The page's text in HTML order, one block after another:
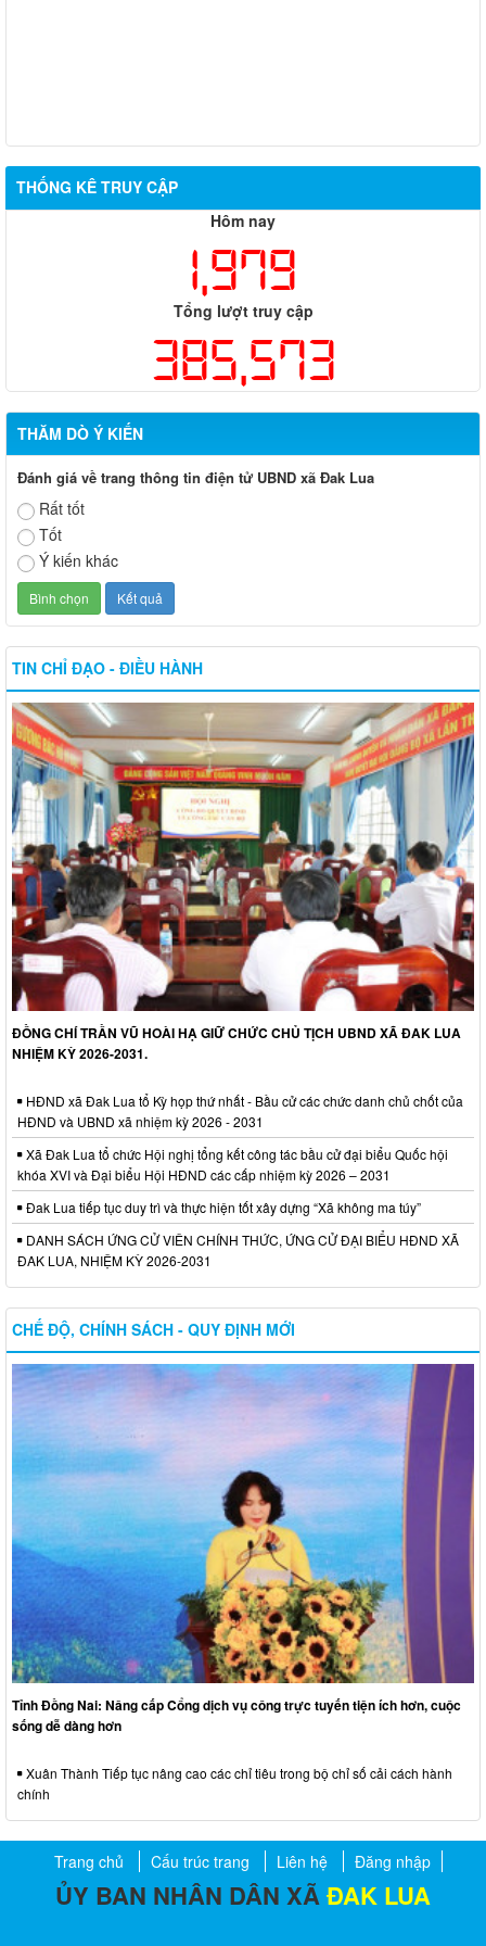
THỐNG KÊ TRUY CẬP
Hôm nay
1,979
Tổng lượt truy cập
385,573
THĂM DÒ Ý KIẾN
Đánh giá về trang thông tin điện tử UBND xã Đak Lua
Rất tốt
Tốt
Ý kiến khác
TIN CHỈ ĐẠO - ĐIỀU HÀNH
ĐỒNG CHÍ TRẦN VŨ HOÀI HẠ GIỮ CHỨC CHỦ TỊCH UBND XÃ ĐAK LUA
NHIỆM KỲ 2026-2031.
HĐND xã Đak Lua tổ Kỳ họp thứ nhất - Bầu cử các chức danh chủ chốt của
HĐND và UBND xã nhiệm kỳ 2026 - 2031
Xã Đak Lua tổ chức Hội nghị tổng kết công tác bầu cử đại biểu Quốc hội
khóa XVI và Đại biểu Hội HĐND các cấp nhiệm kỳ 2026 – 2031
Đak Lua tiếp tục duy trì và thực hiện tốt xây dựng “Xã không ma túy”
DANH SÁCH ỨNG CỬ VIÊN CHÍNH THỨC, ỨNG CỬ ĐẠI BIỂU HĐND XÃ
ĐAK LUA, NHIỆM KỲ 2026-2031
CHẾ ĐỘ, CHÍNH SÁCH - QUY ĐỊNH MỚI
Tỉnh Đồng Nai: Nâng cấp Cổng dịch vụ công trực tuyến tiện ích hơn, cuộc
sống dễ dàng hơn
Xuân Thành Tiếp tục nâng cao các chỉ tiêu trong bộ chỉ số cải cách hành
chính
Trang chủ Cấu trúc trang Liên hệ Đăng nhập
ỦY BAN NHÂN DÂN XÃĐAK LUA